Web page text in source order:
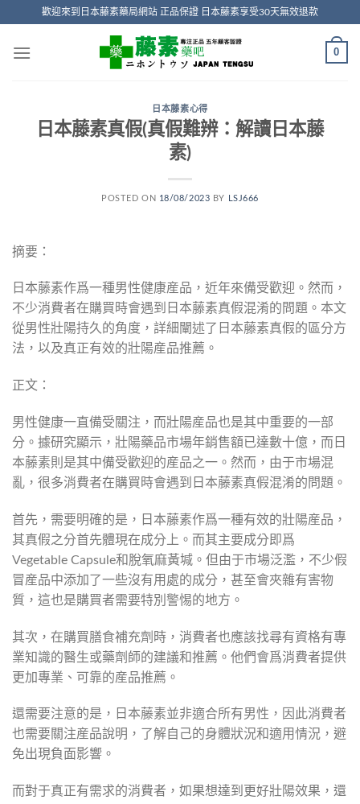
content
歡迎來到日本藤素藥局網站 正品保證 日本藤素享受30天無效退款
0
日本藤素心得
日本藤素真假(真假難辨：解讀日本藤
素)
POSTED ON 18/08/2023 BY LSJ666
摘要：
日本藤素作爲一種男性健康産品，近年來備受歡迎。然而，
不少消費者在購買時會遇到日本藤素真假混淆的問題。本文
從男性壯陽持久的角度，詳細闡述了日本藤素真假的區分方
法，以及真正有效的壯陽産品推薦。
正文：
男性健康一直備受關注，而壯陽産品也是其中重要的一部
分。據研究顯示，壯陽藥品市場年銷售額已達數十億，而日
本藤素則是其中備受歡迎的産品之一。然而，由于市場混
亂，很多消費者在購買時會遇到日本藤素真假混淆的問題。
首先，需要明確的是，日本藤素作爲一種有效的壯陽産品，
其真假之分首先體現在成分上。而其主要成分即爲
Vegetable Capsule和脫氧麻黃堿。但由于市場泛濫，不少假
冒産品中添加了一些沒有用處的成分，甚至會夾雜有害物
質，這也是購買者需要特別警惕的地方。
其次，在購買膳食補充劑時，消費者也應該找尋有資格有專
業知識的醫生或藥劑師的建議和推薦。他們會爲消費者提供
更加專業、可靠的産品推薦。
還需要注意的是，日本藤素並非適合所有男性，因此消費者
也需要關注産品說明，了解自己的身體狀況和適用情況，避
免出現負面影響。
而對于真正有需求的消費者，如果想達到更好壯陽效果，還